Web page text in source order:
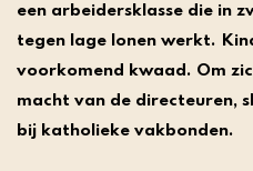
een arbeidersklasse die in
tegen lage lonen werkt.
voorkomend kwaad. Om
macht van de directeuren,
bij katholieke vakbonden.